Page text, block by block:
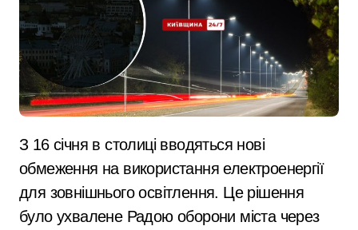
З 16 січня в столиці вводяться нові
обмеження на використання електроенергії
для зовнішнього освітлення. Це рішення
було ухвалене Радою оборони міста через